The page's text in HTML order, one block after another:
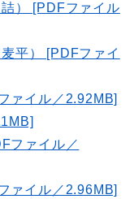
） [PDFファイル
平） [PDFファイ
ァイル／2.92MB]
ファイル／
ァイル／2.96MB]